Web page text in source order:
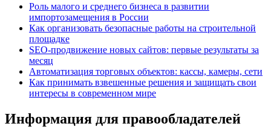
Роль малого и среднего бизнеса в развитии
импортозамещения в России
Как организовать безопасные работы на строительной
площадке
SEO-продвижение новых сайтов: первые результаты за
месяц
Автоматизация торговых объектов: кассы, камеры, сети
Как принимать взвешенные решения и защищать свои
интересы в современном мире
Информация для правообладателей